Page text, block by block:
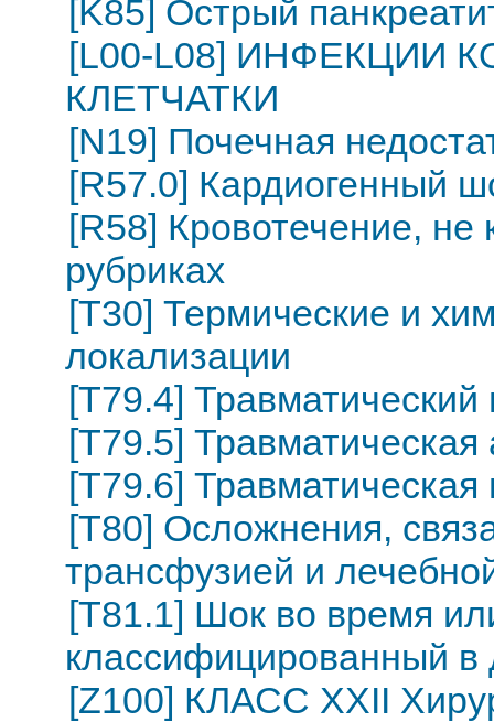
[K85] Острый
[L00-L08] ИНФЕКЦИИ
КЛЕТЧАТКИ
[N19] Почечная
[R57.0] Кардиогенный
[R58] Кровотечение, не
рубриках
[T30] Термические и
локализации
[T79.4] Травматический
[T79.5] Травматическая
[T79.6]
[T80] Осложнения,
трансфузией и
[T81.1] Шок во время
классифицированный в
[Z100] КЛАСС XXII